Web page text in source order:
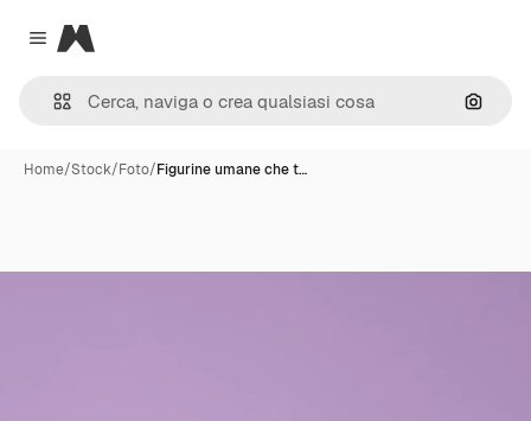
Close menu
Magnific
Cerca
Home/Stock/Foto/Figurine umane che t…